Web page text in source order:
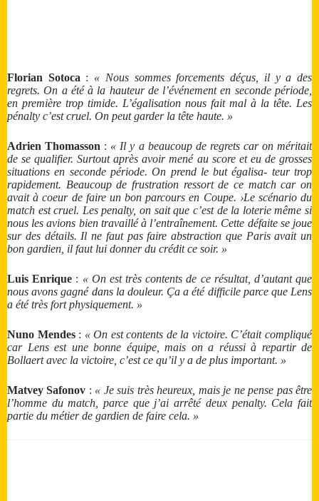
Florian Sotoca : « Nous sommes forcements déçus, il y a des
regrets. On a été à la hauteur de l’événement en seconde période,
en première trop timide. L’égalisation nous fait mal à la tête. Les
pénalty c’est cruel. On peut garder la tête haute. »
Adrien Thomasson : « Il y a beaucoup de regrets car on méritait
de se qualifier. Surtout après avoir mené au score et eu de grosses
situations en seconde période. On prend le but égalisa- teur trop
rapidement. Beaucoup de frustration ressort de ce match car on
avait à coeur de faire un bon parcours en Coupe. ›Le scénario du
match est cruel. Les penalty, on sait que c’est de la loterie même si
nous les avions bien travaillé à l’entraînement. Cette défaite se joue
sur des détails. Il ne faut pas faire abstraction que Paris avait un
bon gardien, il faut lui donner du crédit ce soir. »
Luis Enrique : « On est très contents de ce résultat, d’autant que
nous avons gagné dans la douleur. Ça a été difficile parce que Lens
a été très fort physiquement. »
Nuno Mendes: « On est contents de la victoire. C’était compliqué
car Lens est une bonne équipe, mais on a réussi à repartir de
Bollaert avec la victoire, c’est ce qu’il y a de plus important. »
Matvey Safonov : « Je suis très heureux, mais je ne pense pas être
l’homme du match, parce que j’ai arrêté deux penalty. Cela fait
partie du métier de gardien de faire cela. »